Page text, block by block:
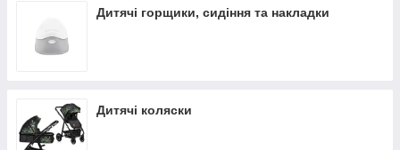
Дитячі горщики, сидіння та накладки
Дитячі коляски